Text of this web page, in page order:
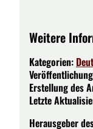
Weitere
Kategorien:
Erstellung des
Letzte
Herausgeber